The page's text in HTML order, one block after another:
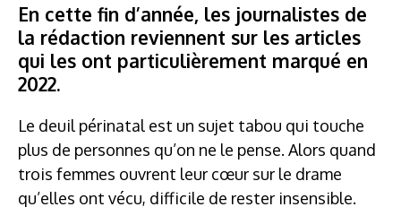
En cette fin d’année, les journalistes de
la rédaction reviennent sur les articles
qui les ont particulièrement marqué en
2022.
Le deuil périnatal est un sujet tabou qui touche
plus de personnes qu’on ne le pense. Alors quand
trois femmes ouvrent leur cœur sur le drame
qu’elles ont vécu, difficile de rester insensible.